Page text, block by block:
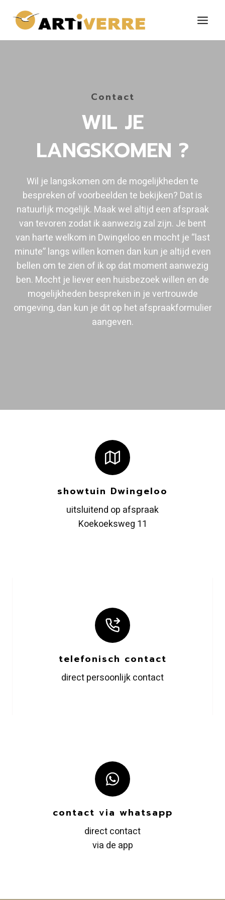
naar
Contact
WIL JE
LANGSKOMEN ?
Wil je langskomen om de mogelijkheden te
bespreken of voorbeelden te bekijken? Dat is
natuurlijk mogelijk. Maak wel altijd een afspraak
van tevoren zodat ik aanwezig zal zijn. Je bent
van harte welkom in Dwingeloo en mocht je “last
minute” langs willen komen dan kun je altijd even
bellen om te zien of ik op dat moment aanwezig
ben. Mocht je liever een huisbezoek willen en de
mogelijkheden bespreken in je vertrouwde
omgeving, dan kun je dit op het afspraakformulier
aangeven.
showtuin Dwingeloo
uitsluitend op afspraak
Koekoeksweg 11
telefonisch contact
direct persoonlijk contact
contact via whatsapp
direct contact
via de app